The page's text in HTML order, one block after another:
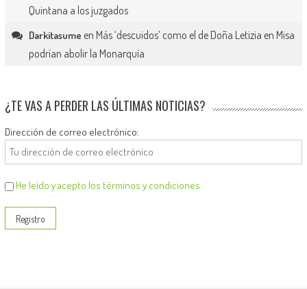
Quintana a los juzgados
Darkitasume en Más ‘descuidos’ como el de Doña Letizia en Misa
podrían abolir la Monarquía
¿TE VAS A PERDER LAS ÚLTIMAS NOTICIAS?
Dirección de correo electrónico:
He leído y acepto los términos y condiciones